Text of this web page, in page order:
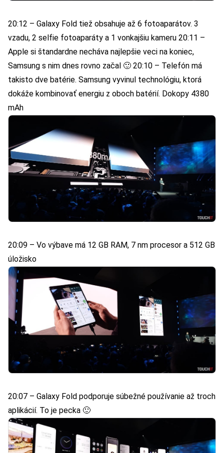
20:12 – Galaxy Fold tiež obsahuje až 6 fotoaparátov. 3
vzadu, 2 selfie fotoaparáty a 1 vonkajšiu kameru 20:11 –
Apple si štandardne necháva najlepšie veci na koniec,
Samsung s nim dnes rovno začal 🙂 20:10 – Telefón má
takisto dve batérie. Samsung vyvinul technológiu, ktorá
dokáže kombinovať energiu z oboch batérií. Dokopy 4380
mAh
20:09 – Vo výbave má 12 GB RAM, 7 nm procesor a 512 GB
úložisko
20:07 – Galaxy Fold podporuje súbežné používanie až troch
aplikácií. To je pecka 🙂